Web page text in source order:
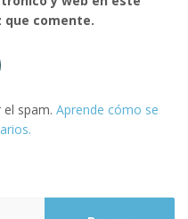
que comente.
spam. Aprende cómo se